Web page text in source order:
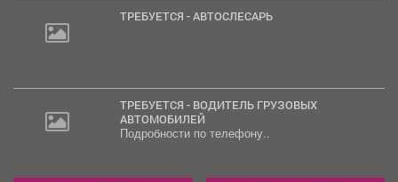
ТРЕБУЕТСЯ - АВТОСЛЕСАРЬ
ТРЕБУЕТСЯ - ВОДИТЕЛЬ ГРУЗОВЫХ
АВТОМОБИЛЕЙ
Подробности по телефону..